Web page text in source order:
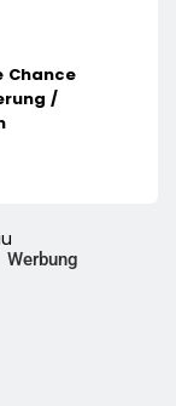
Chance
/
Werbung